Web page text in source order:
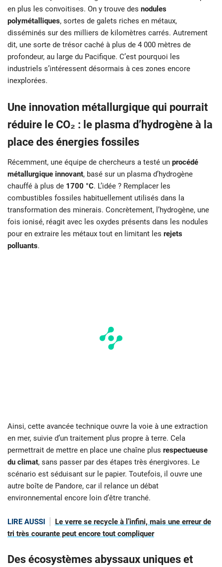
en plus les convoitises. On y trouve des nodules
polymétalliques, sortes de galets riches en métaux,
disséminés sur des milliers de kilomètres carrés. Autrement
dit, une sorte de trésor caché à plus de 4 000 mètres de
profondeur, au large du Pacifique. C’est pourquoi les
industriels s’intéressent désormais à ces zones encore
inexplorées.
Une innovation métallurgique qui pourrait
réduire le CO₂ : le plasma d’hydrogène à la
place des énergies fossiles
Récemment, une équipe de chercheurs a testé un procédé
métallurgique innovant, basé sur un plasma d’hydrogène
chauffé à plus de 1700 °C. L’idée ? Remplacer les
combustibles fossiles habituellement utilisés dans la
transformation des minerais. Concrètement, l’hydrogène, une
fois ionisé, réagit avec les oxydes présents dans les nodules
pour en extraire les métaux tout en limitant les rejets
polluants.
Ainsi, cette avancée technique ouvre la voie à une extraction
en mer, suivie d’un traitement plus propre à terre. Cela
permettrait de mettre en place une chaîne plus respectueuse
du climat, sans passer par des étapes très énergivores. Le
scénario est séduisant sur le papier. Toutefois, il ouvre une
autre boîte de Pandore, car il relance un débat
environnemental encore loin d’être tranché.
LIRE AUSSI
Le verre se recycle à l’infini, mais une erreur de
tri très courante peut encore tout compliquer
Des écosystèmes abyssaux uniques et